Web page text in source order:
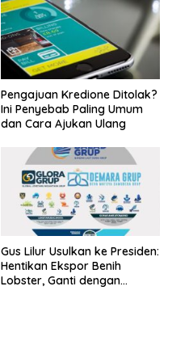
Pengajuan Kredione Ditolak?
Ini Penyebab Paling Umum
dan Cara Ajukan Ulang
Gus Lilur Usulkan ke Presiden:
Hentikan Ekspor Benih
Lobster, Ganti dengan